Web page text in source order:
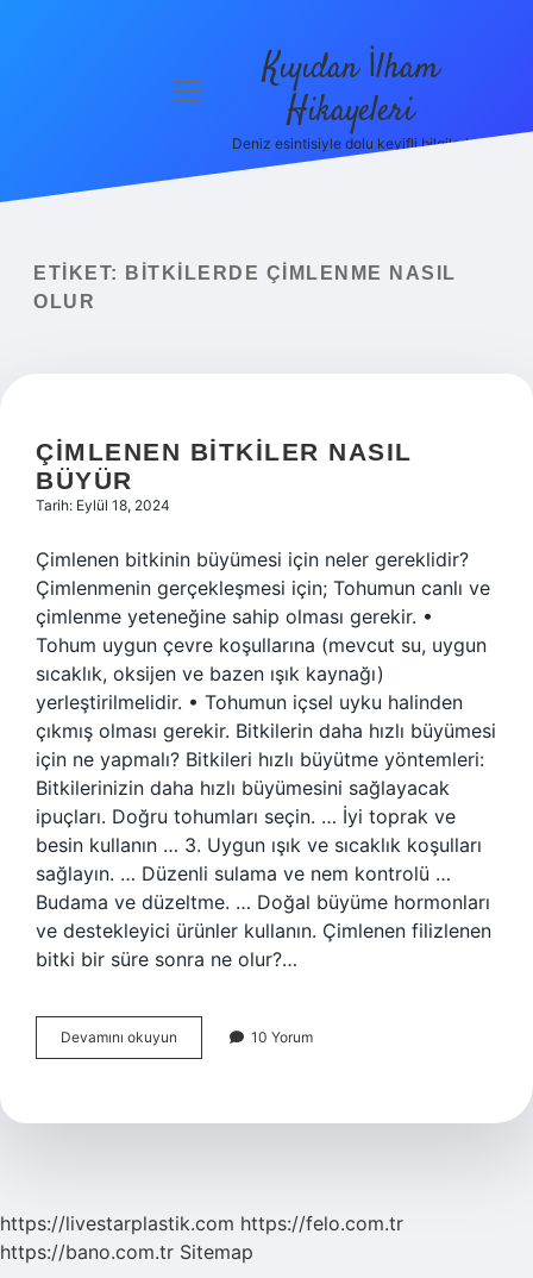
Yasal Uyarı
menüyü
Kıyıdan İlham
Hikayeleri
Deniz esintisiyle dolu keyifli bilgiler!
ETIKET:
BITKILERDE ÇIMLENME NASIL
OLUR
ÇIMLENEN BITKILER NASIL
BÜYÜR
Tarih: Eylül 18, 2024
Çimlenen bitkinin büyümesi için neler gereklidir?
Çimlenmenin gerçekleşmesi için; Tohumun canlı ve
çimlenme yeteneğine sahip olması gerekir. •
Tohum uygun çevre koşullarına (mevcut su, uygun
sıcaklık, oksijen ve bazen ışık kaynağı)
yerleştirilmelidir. • Tohumun içsel uyku halinden
çıkmış olması gerekir. Bitkilerin daha hızlı büyümesi
için ne yapmalı? Bitkileri hızlı büyütme yöntemleri:
Bitkilerinizin daha hızlı büyümesini sağlayacak
ipuçları. Doğru tohumları seçin. … İyi toprak ve
besin kullanın … 3. Uygun ışık ve sıcaklık koşulları
sağlayın. … Düzenli sulama ve nem kontrolü …
Budama ve düzeltme. … Doğal büyüme hormonları
ve destekleyici ürünler kullanın. Çimlenen filizlenen
bitki bir süre sonra ne olur?…
Devamını okuyun Çimlenen
Bitkiler
10 Yorum
https://livestarplastik.com https://felo.com.tr
https://bano.com.tr Sitemap